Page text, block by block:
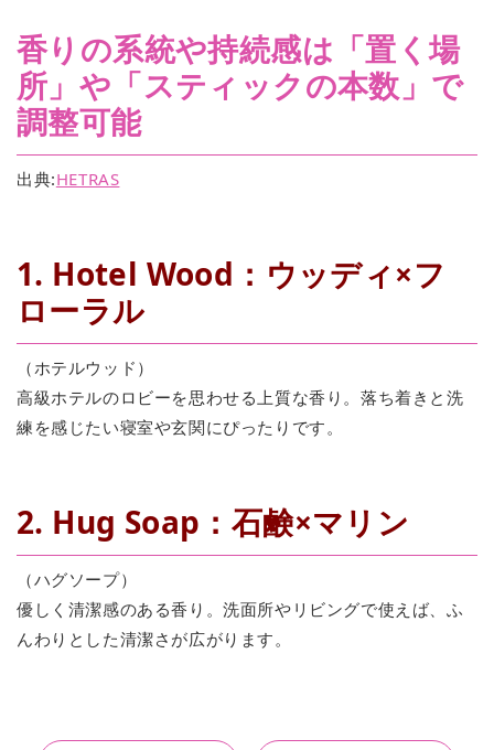
香りの系統や持続感は「置く場
所」や「スティックの本数」で
調整可能
出典:HETRAS
1. Hotel Wood：ウッディ×フ
ローラル
（ホテルウッド）
高級ホテルのロビーを思わせる上質な香り。落ち着きと洗
練を感じたい寝室や玄関にぴったりです。
2. Hug Soap：石鹸×マリン
（ハグソープ）
優しく清潔感のある香り。洗面所やリビングで使えば、ふ
んわりとした清潔さが広がります。